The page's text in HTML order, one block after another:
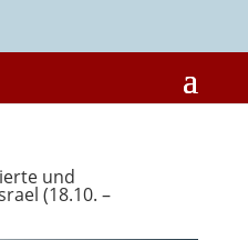
und
(18.10. –